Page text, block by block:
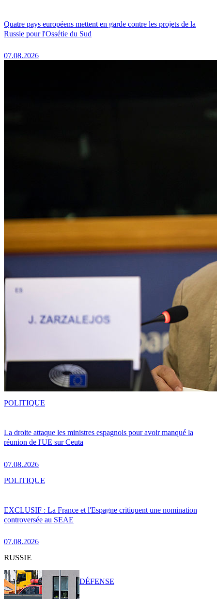
Quatre pays européens mettent en garde contre les projets de la
Russie pour l'Ossétie du Sud
07.08.2026
La droite attaque les ministres espagnols pour avoir manqué la
réunion de l'UE sur Ceuta
07.08.2026
POLITIQUE
EXCLUSIF : La France et l'Espagne critiquent une nomination
controversée au SEAE
07.08.2026
POLITIQUE
RUSSIE
DÉFENSE